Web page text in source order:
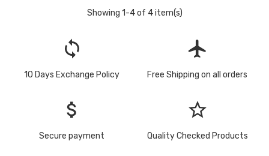
Showing 1-4 of 4 item(s)
loop
10 Days Exchange Policy
flight
Free Shipping on all orders
attach_money
Secure payment
star_border
Quality Checked Products